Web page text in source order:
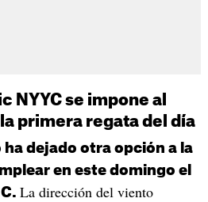
NYYC se impone al
primera regata del día
ha dejado otra opción a la
en este domingo el
La dirección del viento